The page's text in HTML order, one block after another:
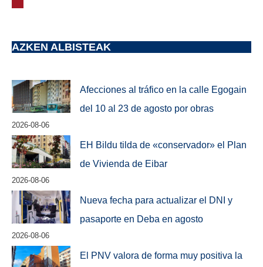
AZKEN ALBISTEAK
Afecciones al tráfico en la calle Egogain
del 10 al 23 de agosto por obras
2026-08-06
EH Bildu tilda de «conservador» el Plan
de Vivienda de Eibar
2026-08-06
Nueva fecha para actualizar el DNI y
pasaporte en Deba en agosto
2026-08-06
El PNV valora de forma muy positiva la